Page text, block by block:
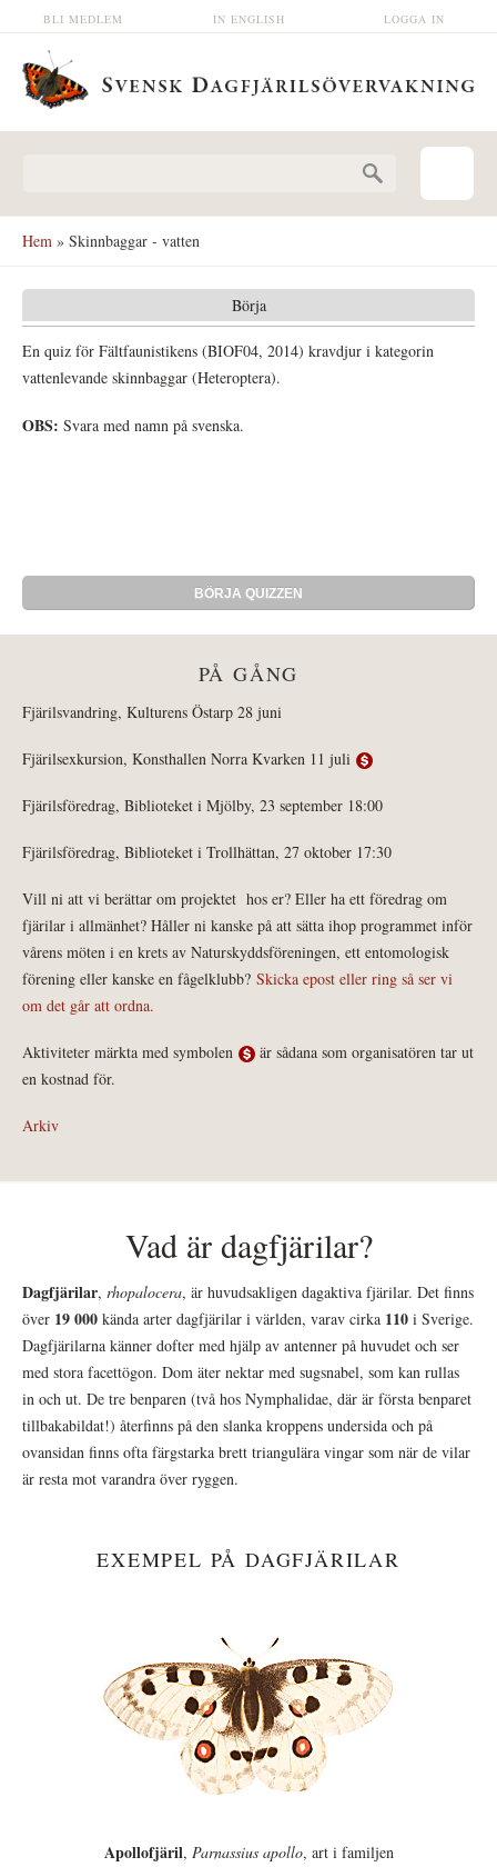
Hoppa till huvudinnehåll LOGGA IN
IN ENGLISH
BLI MEDLEM
Hem » Skinnbaggar - vatten
Börja
En quiz för Fältfaunistikens (BIOF04, 2014) kravdjur i kategorin
vattenlevande skinnbaggar (Heteroptera).
OBS: Svara med namn på svenska.
PÅ GÅNG
Fjärilsvandring, Kulturens Östarp 28 juni
Fjärilsexkursion, Konsthallen Norra Kvarken 11 juli
Fjärilsföredrag, Biblioteket i Mjölby, 23 september 18:00
Fjärilsföredrag, Biblioteket i Trollhättan, 27 oktober 17:30
Vill ni att vi berättar om projektet hos er? Eller ha ett föredrag om
fjärilar i allmänhet? Håller ni kanske på att sätta ihop programmet inför
vårens möten i en krets av Naturskyddsföreningen, ett entomologisk
förening eller kanske en fågelklubb? Skicka epost eller ring så ser vi
om det går att ordna.
Aktiviteter märkta med symbolen
är sådana som organisatören tar ut
en kostnad för.
Arkiv
Vad är dagfjärilar?
Dagfjärilar, rhopalocera, är huvudsakligen dagaktiva fjärilar. Det finns
över 19 000 kända arter dagfjärilar i världen, varav cirka 110 i Sverige.
Dagfjärilarna känner dofter med hjälp av antenner på huvudet och ser
med stora facettögon. Dom äter nektar med sugsnabel, som kan rullas
in och ut. De tre benparen (två hos Nymphalidae, där är första benparet
tillbakabildat!) återfinns på den slanka kroppens undersida och på
ovansidan finns ofta färgstarka brett triangulära vingar som när de vilar
är resta mot varandra över ryggen.
EXEMPEL PÅ DAGFJÄRILAR
Apollofjäril, Parnassius apollo, art i familjen